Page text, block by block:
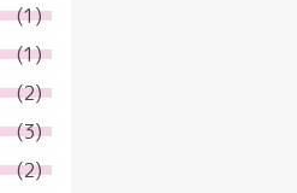
(1)
(1)
(2)
(3)
(2)